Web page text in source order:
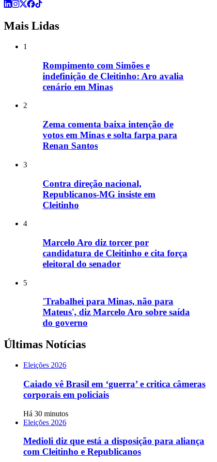
Mais Lidas
1
Rompimento com Simões e
indefinição de Cleitinho: Aro avalia
cenário em Minas
2
Zema comenta baixa intenção de
votos em Minas e solta farpa para
Renan Santos
3
Contra direção nacional,
Republicanos-MG insiste em
Cleitinho
4
Marcelo Aro diz torcer por
candidatura de Cleitinho e cita força
eleitoral do senador
5
'Trabalhei para Minas, não para
Mateus', diz Marcelo Aro sobre saída
do governo
Últimas Notícias
Eleições 2026
Caiado vê Brasil em ‘guerra’ e critica câmeras
corporais em policiais
Há 30 minutos
Eleições 2026
Medioli diz que está a disposição para aliança
com Cleitinho e Republicanos